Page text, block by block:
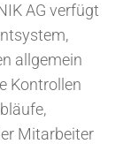
AG verfügt
allgemein
Kontrollen
Mitarbeiter